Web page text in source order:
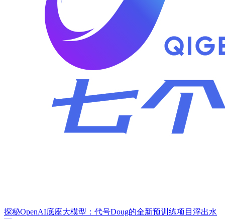
探秘OpenAI底座大模型：代号Doug的全新预训练项目浮出水